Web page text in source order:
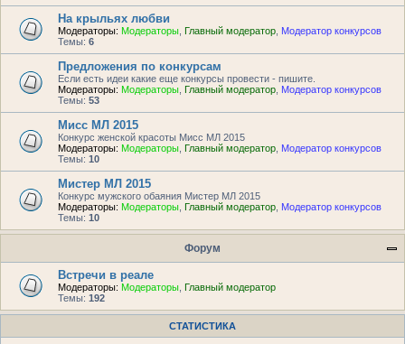
На крыльях любви
Модераторы: Модераторы Главный модератор Модератор конкурсов
Темы: 6
Предложения по конкурсам
Если есть идеи какие еще конкурсы провести - пишите.
Модераторы: Модераторы Главный модератор Модератор конкурсов
Темы: 53
Мисс МЛ 2015
Конкурс женской красоты Мисс МЛ 2015
Модераторы: Модераторы Главный модератор Модератор конкурсов
Темы: 10
Мистер МЛ 2015
Конкурс мужского обаяния Мистер МЛ 2015
Модераторы: Модераторы Главный модератор Модератор конкурсов
Темы: 10
Форум
Встречи в реале
Модераторы: Модераторы Главный модератор
Темы: 192
СТАТИСТИКА